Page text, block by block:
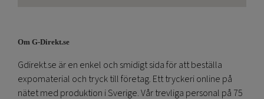
Om G-Direkt.se
Gdirekt.se är en enkel och smidigt sida för att beställa
expomaterial och tryck till företag. Ett tryckeri online på
nätet med produktion i Sverige. Vår trevliga personal på 75